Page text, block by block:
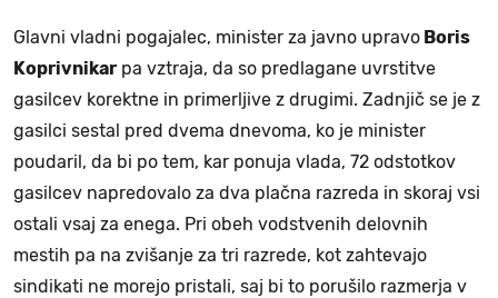
Glavni vladni pogajalec, minister za javno upravo Boris
Koprivnikar pa vztraja, da so predlagane uvrstitve
gasilcev korektne in primerljive z drugimi. Zadnjič se je z
gasilci sestal pred dvema dnevoma, ko je minister
poudaril, da bi po tem, kar ponuja vlada, 72 odstotkov
gasilcev napredovalo za dva plačna razreda in skoraj vsi
ostali vsaj za enega. Pri obeh vodstvenih delovnih
mestih pa na zvišanje za tri razrede, kot zahtevajo
sindikati ne morejo pristali, saj bi to porušilo razmerja v